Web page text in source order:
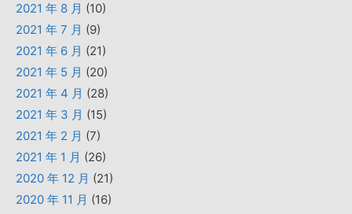
2021 年 8 月 (10)
2021 年 7 月 (9)
2021 年 6 月 (21)
2021 年 5 月 (20)
2021 年 4 月 (28)
2021 年 3 月 (15)
2021 年 2 月 (7)
2021 年 1 月 (26)
2020 年 12 月 (21)
2020 年 11 月 (16)